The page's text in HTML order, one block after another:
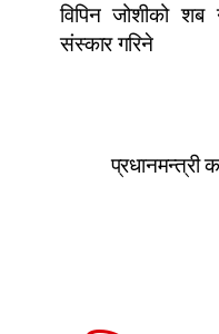
विपिन जोशीको शब
संस्कार गरिने
प्रधानमन्त्री